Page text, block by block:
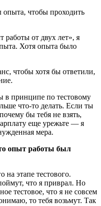
чтобы проходить
работы от двух лет», я
Хотя опыта было
чтобы хотя бы ответили,
в принципе по тестовому
что-то делать. Если ты
бы тебя не взять,
еще урежьте — я
мера.
опыт работы был
этапе тестового.
что я приврал. Но
тестовое, что я не совсем
то тебя возьмут. Так